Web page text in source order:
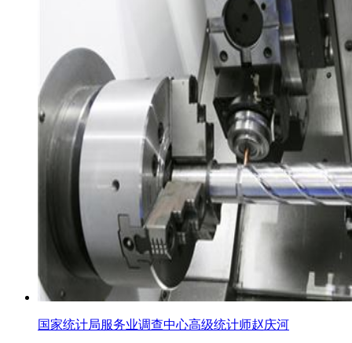
国家统计局服务业调查中心高级统计师赵庆河